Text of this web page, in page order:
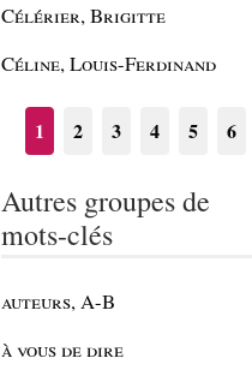
Célérier, Brigitte
Céline, Louis-Ferdinand
1 2 3 4 5 6
Autres groupes de
mots-clés
auteurs, A-B
à vous de dire